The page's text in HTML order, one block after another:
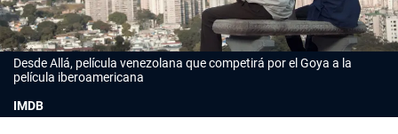
Desde Allá, película venezolana que competirá por el Goya a la
película iberoamericana
IMDB